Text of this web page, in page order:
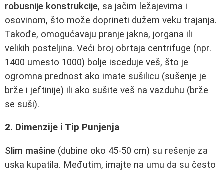
robusnije konstrukcije, sa jačim ležajevima i
osovinom, što može doprineti dužem veku trajanja.
Takođe, omogućavaju pranje jakna, jorgana ili
velikih posteljina. Veći broj obrtaja centrifuge (npr.
1400 umesto 1000) bolje isceduje veš, što je
ogromna prednost ako imate sušilicu (sušenje je
brže i jeftinije) ili ako sušite veš na vazduhu (brže
se suši).
2. Dimenzije i Tip Punjenja
Slim mašine (dubine oko 45-50 cm) su rešenje za
uska kupatila. Međutim, imajte na umu da su često